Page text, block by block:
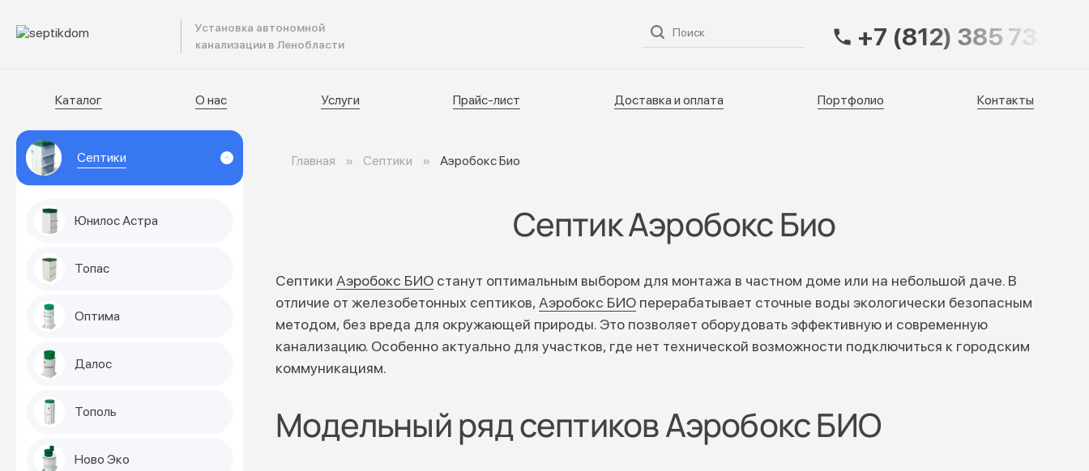
Установка автономной
канализации в Ленобласти
Каталог Доставка и оплата Контакты+7 (812) 385 73 83
Каталог О нас Услуги Прайс-лист Доставка и оплата Портфолио Контакты
Септики
Юнилос Астра
Топас
Оптима
Далос
Тополь
Ново Эко
Главная Септики Аэробокс Био
Септик Аэробокс Био
Септики Аэробокс БИО станут оптимальным выбором для монтажа в частном доме или на небольшой даче. В
отличие от железобетонных септиков, Аэробокс БИО перерабатывает сточные воды экологически безопасным
методом, без вреда для окружающей природы. Это позволяет оборудовать эффективную и современную
канализацию. Особенно актуально для участков, где нет технической возможности подключиться к городским
коммуникациям.
Модельный ряд септиков Аэробокс БИО